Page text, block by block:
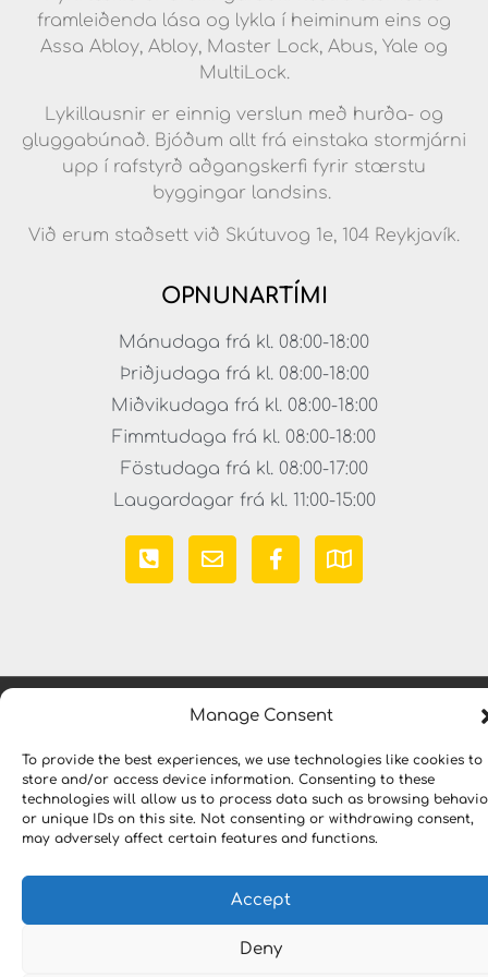
Manage Consent
To provide the best experiences, we use technologies like cookies to
store and/or access device information. Consenting to these
technologies will allow us to process data such as browsing
or unique IDs on this site. Not consenting or withdrawing consent,
may adversely affect certain features and functions.
Accept
Deny
framleiðenda lása og lykla í heiminum eins og
Assa Abloy, Abloy, Master Lock, Abus, Yale og
MultiLock.
Lykillausnir er einnig verslun með hurða- og
gluggabúnað. Bjóðum allt frá einstaka stormjárni
upp í rafstyrð aðgangskerfi fyrir stærstu
byggingar landsins.
Við erum staðsett við Skútuvog 1e, 104 Reykjavík.
OPNUNARTÍMI
Mánudaga frá kl. 08:00-18:00
Þriðjudaga frá kl. 08:00-18:00
Miðvikudaga frá kl. 08:00-18:00
Fimmtudaga frá kl. 08:00-18:00
Föstudaga frá kl. 08:00-17:00
Laugardagar frá kl. 11:00-15:00